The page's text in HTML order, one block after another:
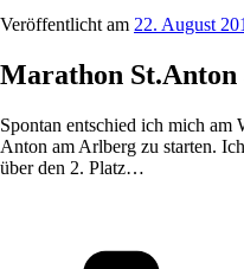
Veröffentlicht am 22. August
Marathon
Spontan entschied ich mich am
Anton am Arlberg zu starten.
über den 2. Platz…